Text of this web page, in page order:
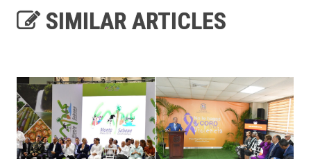
SIMILAR ARTICLES